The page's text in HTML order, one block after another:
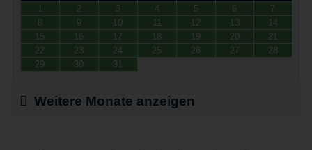
1
2 3 4 5 6
7
8
9 10 11 12 13
14
15
16 17 18 19 20
21
22
23 24 25 26 27
28
29
30 31
Weitere Monate anzeigen